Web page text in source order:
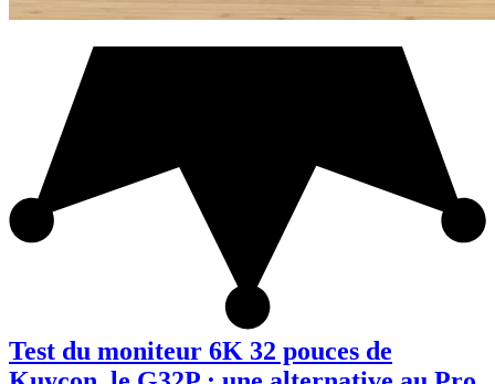
Test du moniteur 6K 32 pouces de